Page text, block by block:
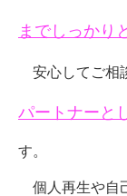
までしっかり
安心してご相
パートナーと
す。
個人再生や自